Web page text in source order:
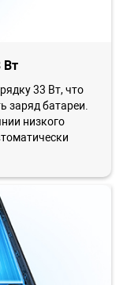
Вт
33 Вт, что
заряд батареи.
низкого